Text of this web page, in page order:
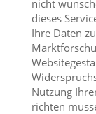
nicht
dieses
Ihre Daten
Nutzung
richten